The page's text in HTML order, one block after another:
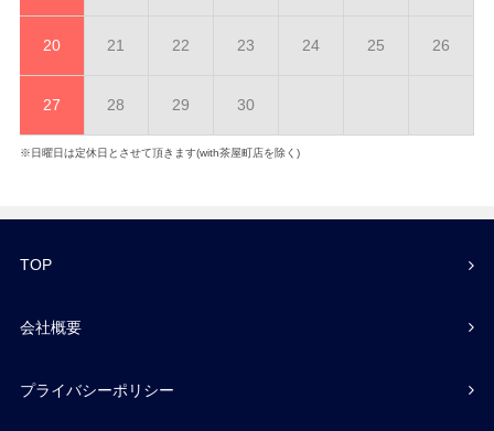
20 21 22 23 24 25 26
27 28 29 30
※日曜日は定休日とさせて頂きます(with茶屋町店を除く)
TOP
会社概要
プライバシーポリシー